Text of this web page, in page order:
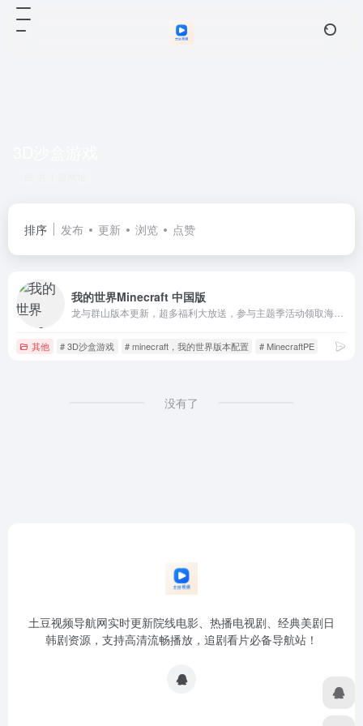
排序 发布 更新 浏览 点赞
我的世界Minecraft 中国版
其他 # 3D沙盒游戏 # minecraft，我的世界版本配置 # MinecraftPE
没有了
土豆视频导航网实时更新院线电影、热播电视剧、经典美剧日
韩剧资源，支持高清流畅播放，追剧看片必备导航站！